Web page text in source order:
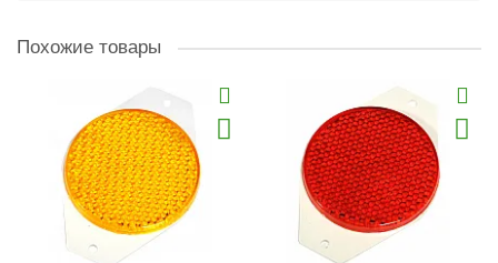
Похожие товары